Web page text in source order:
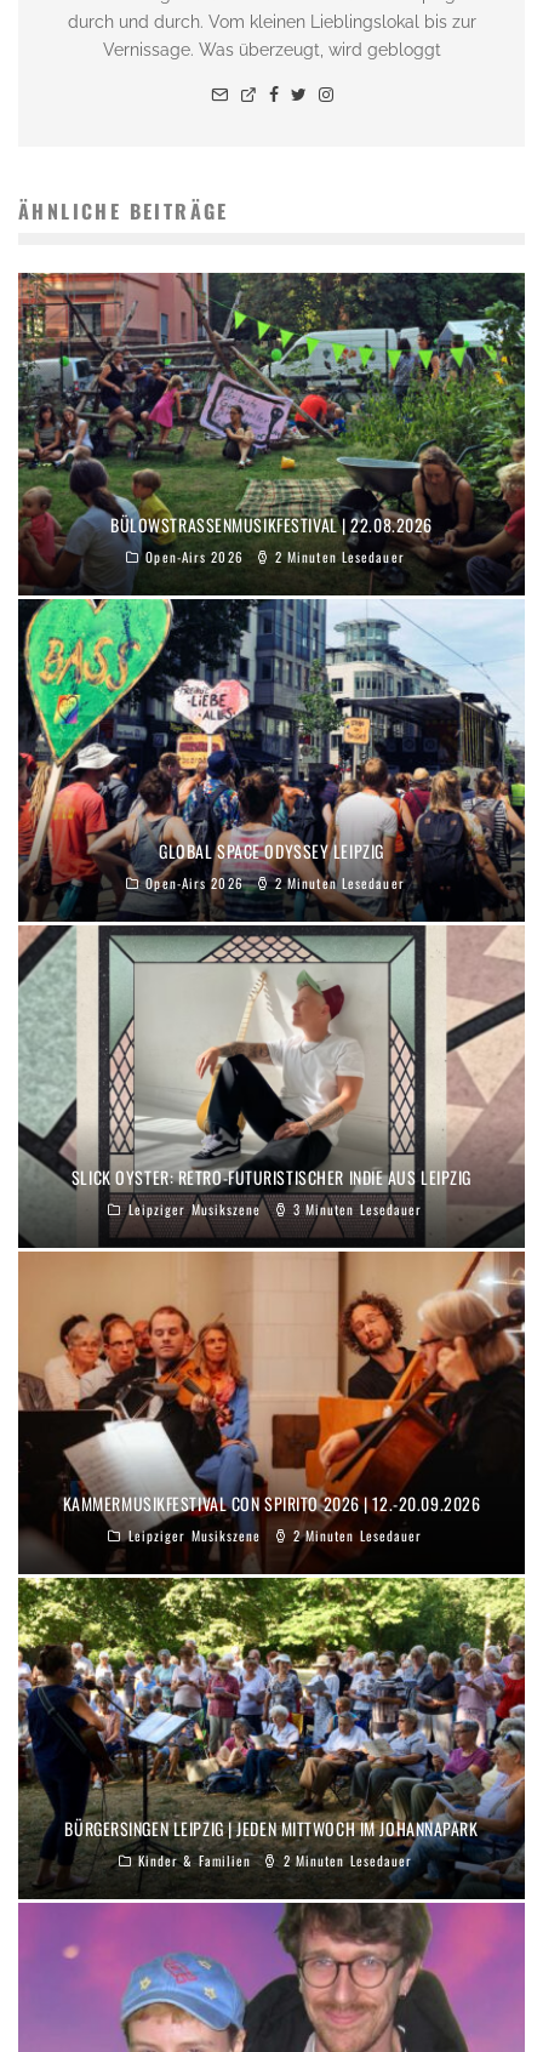
durch und durch. Vom kleinen Lieblingslokal bis zur
Vernissage. Was überzeugt, wird gebloggt
ÄHNLICHE BEITRÄGE
BÜLOWSTRASSENMUSIKFESTIVAL | 22.08.2026
Open-Airs 2026 2 Minuten Lesedauer
GLOBAL SPACE ODYSSEY LEIPZIG
Open-Airs 2026 2 Minuten Lesedauer
SLICK OYSTER: RETRO-FUTURISTISCHER INDIE AUS LEIPZIG
Leipziger Musikszene 3 Minuten Lesedauer
KAMMERMUSIKFESTIVAL CON SPIRITO 2026 | 12.-20.09.2026
Leipziger Musikszene 2 Minuten Lesedauer
BÜRGERSINGEN LEIPZIG | JEDEN MITTWOCH IM JOHANNAPARK
Kinder & Familien 2 Minuten Lesedauer